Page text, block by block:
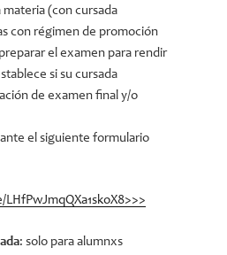
materia (con cursada
con régimen de promoción
el examen para rendir
si su cursada
de examen final y/o
el siguiente formulario
: solo para alumnxs